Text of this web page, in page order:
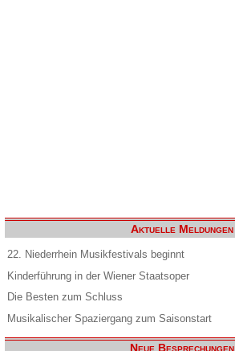
Aktuelle Meldungen
22. Niederrhein Musikfestivals beginnt
Kinderführung in der Wiener Staatsoper
Die Besten zum Schluss
Musikalischer Spaziergang zum Saisonstart
Neue Besprechungen